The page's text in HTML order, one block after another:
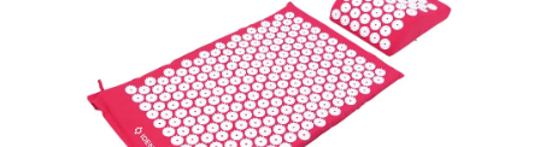
hvězdiček.